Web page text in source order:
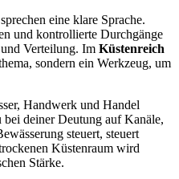
eine klare Sprache.
und kontrollierte Durchgänge
Verteilung. Im Küstenreich
sondern ein Werkzeug, um
Handwerk und Handel
bei deiner Deutung auf Kanäle,
steuert, steuert
Küstenraum wird
Stärke.